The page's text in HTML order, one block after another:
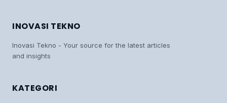
INOVASI TEKNO
Inovasi Tekno - Your source for the latest articles
and insights
KATEGORI